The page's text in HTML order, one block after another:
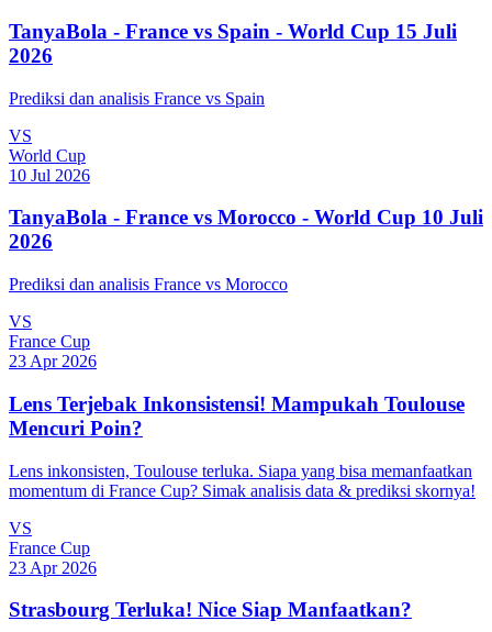
TanyaBola - France vs Spain - World Cup 15 Juli
2026
Prediksi dan analisis France vs Spain
VS
World Cup
10 Jul 2026
TanyaBola - France vs Morocco - World Cup 10 Juli
2026
Prediksi dan analisis France vs Morocco
VS
France Cup
23 Apr 2026
Lens Terjebak Inkonsistensi! Mampukah Toulouse
Mencuri Poin?
Lens inkonsisten, Toulouse terluka. Siapa yang bisa memanfaatkan
momentum di France Cup? Simak analisis data & prediksi skornya!
VS
France Cup
23 Apr 2026
Strasbourg Terluka! Nice Siap Manfaatkan?